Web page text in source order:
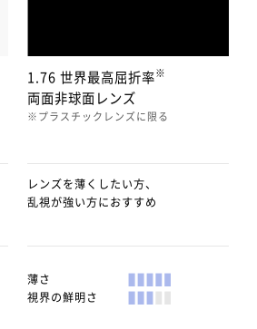
1.76 世界最高屈折率※
両面非球面レンズ
※プラスチックレンズに限る
レンズを薄くしたい方、
乱視が強い方におすすめ
薄さ
視界の鮮明さ